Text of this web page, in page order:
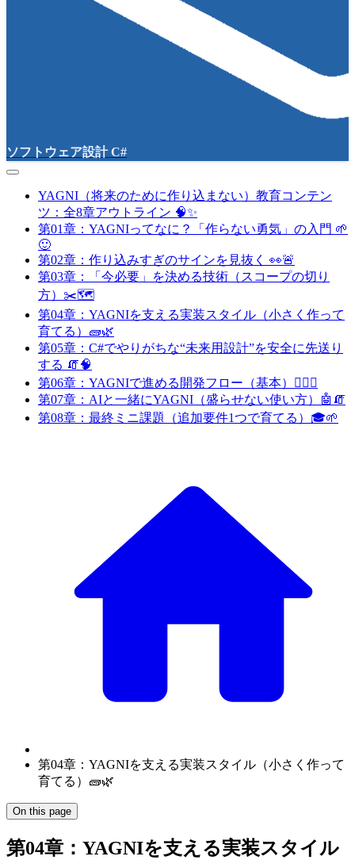
ソフトウェア設計 C#
YAGNI（将来のために作り込まない）教育コンテン
ツ：全8章アウトライン 🧠✨
第01章：YAGNIってなに？「作らない勇気」の入門 🌱
🙂
第02章：作り込みすぎのサインを見抜く 👀🚨
第03章：「今必要」を決める技術（スコープの切り
方）✂️🗺️
第04章：YAGNIを支える実装スタイル（小さく作って
育てる）🧱🌿
第05章：C#でやりがちな“未来用設計”を安全に先送り
する 🧯🧠
第06章：YAGNIで進める開発フロー（基本）🚶‍♀️✨
第07章：AIと一緒にYAGNI（盛らせない使い方）🤖🧯
第08章：最終ミニ課題（追加要件1つで育てる）🎓🌱
第04章：YAGNIを支える実装スタイル（小さく作って
育てる）🧱🌿
On this page
第04章：YAGNIを支える実装スタイル